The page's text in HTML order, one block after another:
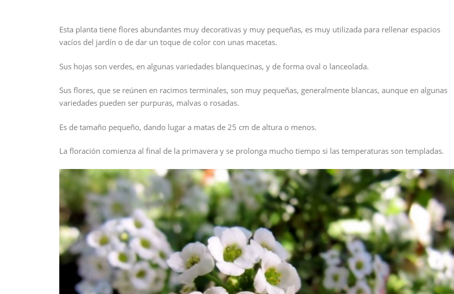
Esta planta tiene flores abundantes muy decorativas y muy pequeñas, es muy utilizada para rellenar espacios
vacíos del jardín o de dar un toque de color con unas macetas.
Sus hojas son verdes, en algunas variedades blanquecinas, y de forma oval o lanceolada.
Sus flores, que se reúnen en racimos terminales, son muy pequeñas, generalmente blancas, aunque en algunas
variedades pueden ser purpuras, malvas o rosadas.
Es de tamaño pequeño, dando lugar a matas de 25 cm de altura o menos.
La floración comienza al final de la primavera y se prolonga mucho tiempo si las temperaturas son templadas.